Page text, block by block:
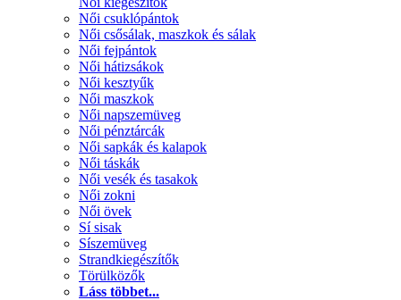
Női csuklópántok
Női csősálak, maszkok és sálak
Női fejpántok
Női hátizsákok
Női kesztyűk
Női maszkok
Női napszemüveg
Női pénztárcák
Női sapkák és kalapok
Női táskák
Női vesék és tasakok
Női zokni
Női övek
Sí sisak
Síszemüveg
Strandkiegészítők
Törülközők
Láss többet...